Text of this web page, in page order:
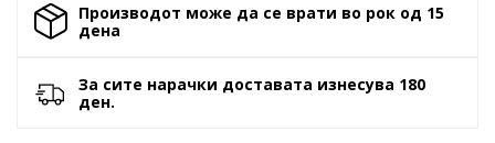
Производот може да се врати во рок од 15
денa
За сите нарачки доставата изнесува 180
ден.